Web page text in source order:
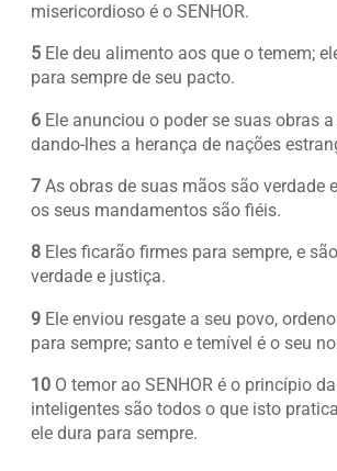
misericordioso é o SENHOR.
5 Ele deu alimento aos que o temem;
para sempre de seu pacto.
6 Ele anunciou o poder se suas obras
dando-lhes a herança de nações
7 As obras de suas mãos são verdade
os seus mandamentos são fiéis.
8 Eles ficarão firmes para sempre, e
verdade e justiça.
9 Ele enviou resgate a seu povo,
para sempre; santo e temível é o seu
10 O temor ao SENHOR é o princípio
inteligentes são todos o que isto
ele dura para sempre.